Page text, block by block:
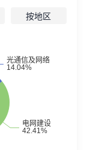
能源等领域产
工等经营活
“江苏省质量
“中国光学工
子元件行业协
子学会科技进
二等奖、2024
按地区